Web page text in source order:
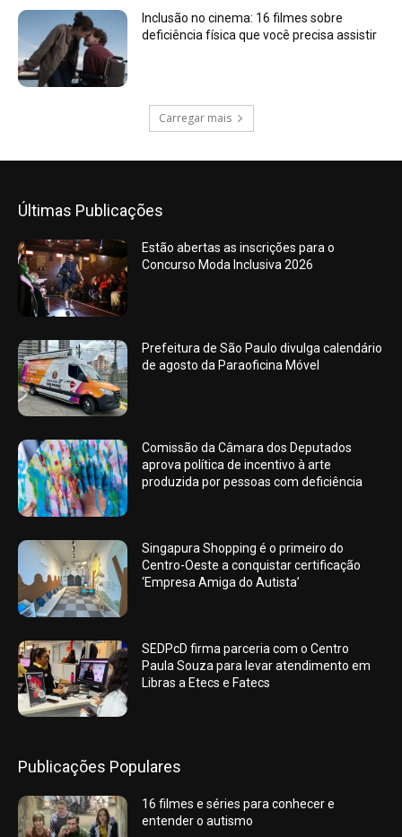
Inclusão no cinema: 16 filmes sobre
deficiência física que você precisa assistir
Carregar mais
Últimas Publicações
Estão abertas as inscrições para o
Concurso Moda Inclusiva 2026
Prefeitura de São Paulo divulga calendário
de agosto da Paraoficina Móvel
Comissão da Câmara dos Deputados
aprova política de incentivo à arte
produzida por pessoas com deficiência
Singapura Shopping é o primeiro do
Centro-Oeste a conquistar certificação
‘Empresa Amiga do Autista’
SEDPcD firma parceria com o Centro
Paula Souza para levar atendimento em
Libras a Etecs e Fatecs
Publicações Populares
16 filmes e séries para conhecer e
entender o autismo